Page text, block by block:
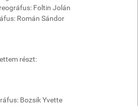
Foltin Jolán
Román Sándor
részt:
Bozsik Yvette